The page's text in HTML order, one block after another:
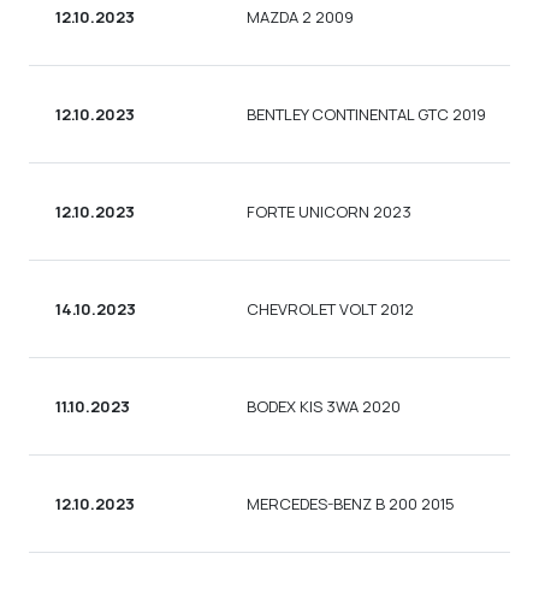
12.10.2023 MAZDA 2 2009
12.10.2023 BENTLEY CONTINENTAL GTC 2019
12.10.2023 FORTE UNICORN 2023
14.10.2023 CHEVROLET VOLT 2012
11.10.2023 BODEX KIS 3WA 2020
12.10.2023 MERCEDES-BENZ B 200 2015